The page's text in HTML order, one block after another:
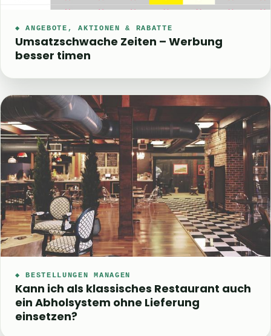
◆ ANGEBOTE, AKTIONEN & RABATTE
Umsatzschwache Zeiten – Werbung
besser timen
◆ BESTELLUNGEN MANAGEN
Kann ich als klassisches Restaurant auch
ein Abholsystem ohne Lieferung
einsetzen?